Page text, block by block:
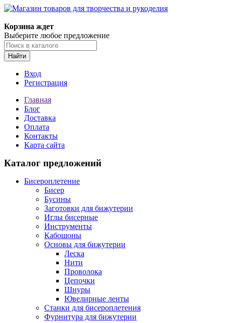
Корзина ждет
Выберите любое предложение
Найти
Вход
Регистрация
Главная
Блог
Доставка
Оплата
Контакты
Карта сайта
Каталог предложений
Бисероплетение
Бисер
Бусины
Заготовки для бижутерии
Иглы бисерные
Инструменты
Кабошоны
Основы для бижутерии
Леска
Нити
Проволока
Цепочки
Шнуры
Ювелирные ленты
Станки для бисероплетения
Фурнитура для бижутерии